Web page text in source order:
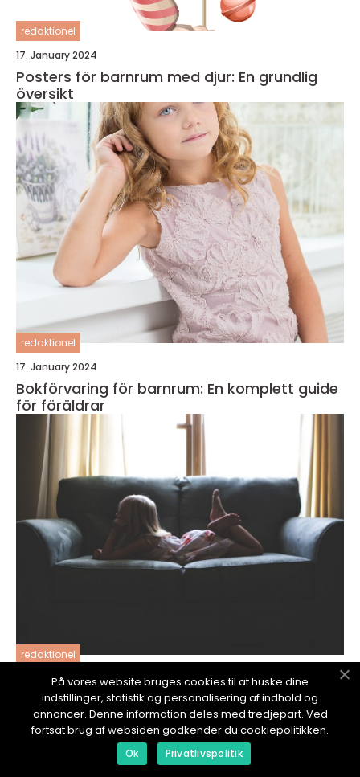
redaktionel
17. January 2024
Posters för barnrum med djur: En grundlig
översikt
redaktionel
17. January 2024
Bokförvaring för barnrum: En komplett guide
för föräldrar
redaktionel
17. January 2024
Vimpel Barnrum: En Färgglad Och Charmig
Inredning För Ditt Barns Rum
På vores website bruges cookies til at huske dine
indstillinger, statistik og personalisering af indhold og
annoncer. Denne information deles med tredjepart. Ved
fortsat brug af websiden godkender du cookiepolitikken.
Ok Privatlivspolitik